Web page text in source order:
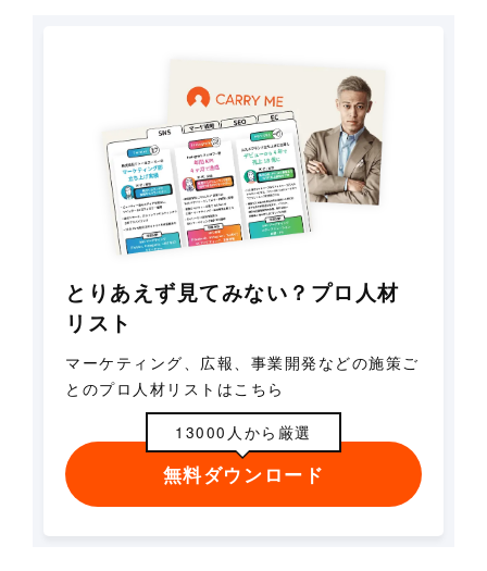
とりあえず見てみない？プロ人材
リスト
マーケティング、広報、事業開発などの施策ご
とのプロ人材リストはこちら
13000人から厳選
無料ダウンロード